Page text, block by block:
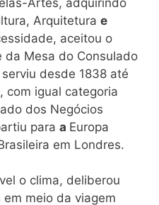
Arquitetura e
aceitou o
da Mesa do Consulado
desde 1838 até
com igual categoria
dos Negócios
para a Europa
em Londres.
o clima, deliberou
meio da viagem